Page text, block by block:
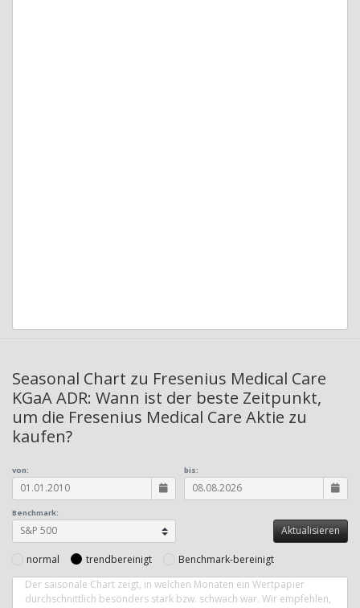
Seasonal Chart zu Fresenius Medical Care
KGaA ADR: Wann ist der beste Zeitpunkt,
um die Fresenius Medical Care Aktie zu
kaufen?
Benchmark:
von: bis:
normal trendbereinigt
Benchmark-bereinigt
Der saisonale Chart zeigt, in welchen Monaten ein Wertpapier
durchschnittlich besonders stark bzw. schwach war. Wir empfehlen,